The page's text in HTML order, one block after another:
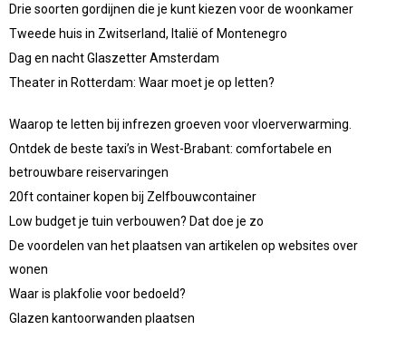
Drie soorten gordijnen die je kunt kiezen voor de woonkamer
Tweede huis in Zwitserland, Italië of Montenegro
Dag en nacht Glaszetter Amsterdam
Theater in Rotterdam: Waar moet je op letten?
Waarop te letten bij infrezen groeven voor vloerverwarming.
Ontdek de beste taxi’s in West-Brabant: comfortabele en
betrouwbare reiservaringen
20ft container kopen bij Zelfbouwcontainer
Low budget je tuin verbouwen? Dat doe je zo
De voordelen van het plaatsen van artikelen op websites over
wonen
Waar is plakfolie voor bedoeld?
Glazen kantoorwanden plaatsen